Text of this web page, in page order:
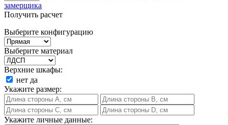
замерщика
Получить расчет
Выберите конфигурацию
Выберите материал
Верхние шкафы:
нет да
Укажите размер:
Укажите личные данные: